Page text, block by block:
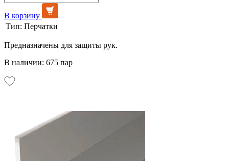
В корзину
Тип: Перчатки
Предназначены для защиты рук.
В наличии: 675 пар